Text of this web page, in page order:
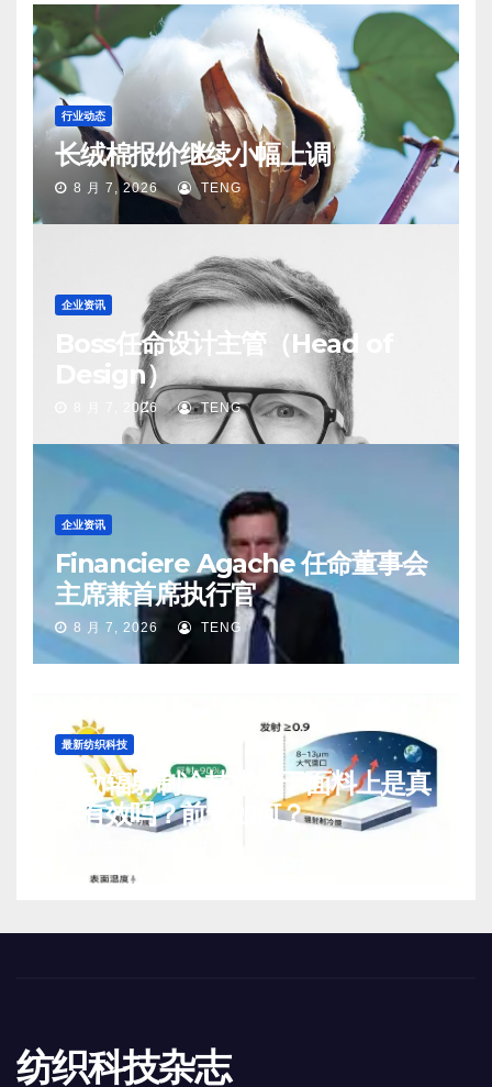
行业动态
长绒棉报价继续小幅上调
8 月 7, 2026 TENG
企业资讯
Boss任命设计主管（Head of
Design）
8 月 7, 2026 TENG
企业资讯
Financiere Agache 任命董事会
主席兼首席执行官
8 月 7, 2026 TENG
最新纺织科技
被动辐射制冷技术用于面料上是真
实有效吗？前景如何？
纺织科技杂志